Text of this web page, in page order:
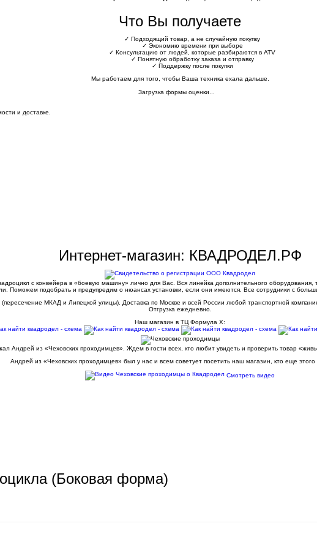
Что Вы получаете
✓ Подходящий товар, а не случайную покупку
✓ Экономию времени при выборе
✓ Консультацию от людей, которые разбираются в ATV
✓ Понятную обработку заказа и отправку
✓ Поддержку после покупки
Мы работаем для того, чтобы Ваша техника ехала дальше.
Загрузка формы оценки...
и доставке.
Интернет-магазин: КВАДРОДЕЛ.РФ
с конвейера в «боевую машину» лично для Вас. Вся линейка дополнительного
Поможем подобрать и предупредим о нюансах установки, если они имеются. Все сотрудники с
МКАД и Липецкой улицы). Доставка по Москве и всей России любой транспортной
Отгрузка ежедневно.
Наш магазин в ТЦ Формула Х:
Андрей из «Чеховских проходимцев». Ждем в гости всех, кто любит увидеть и проверить товар
Андрей из «Чеховских проходимцев» был у нас и всем советует посетить наш магазин, кто еще
Смотреть видео
(Боковая форма)